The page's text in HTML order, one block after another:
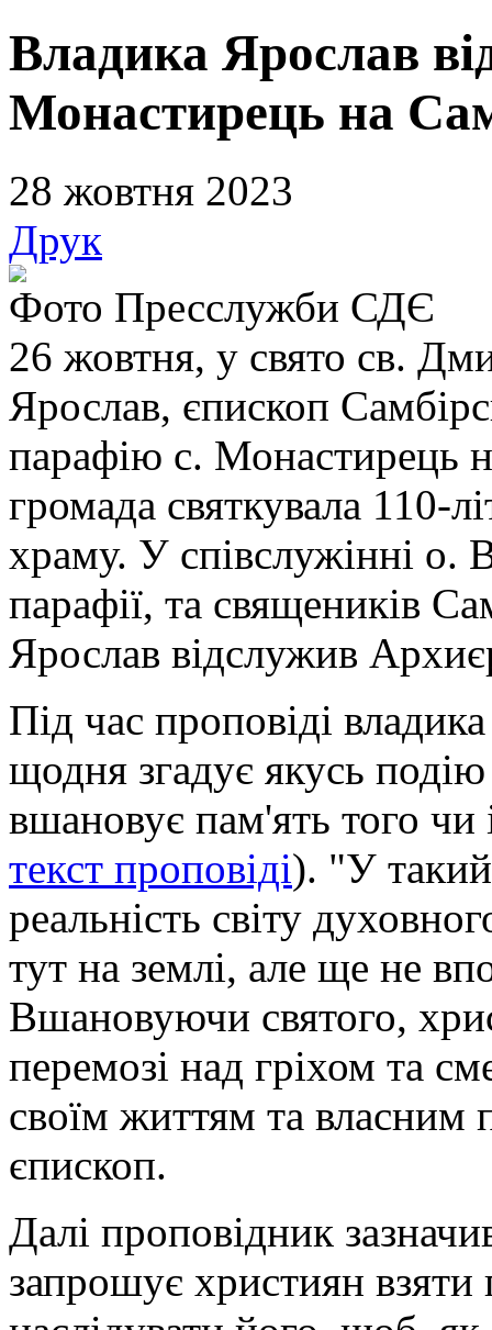
Владика Ярослав
Монастирець на
28 жовтня 2023
Друк
Фото Пресслужби СДЄ
26 жовтня, у свято св.
Ярослав, єпископ
парафію с. Монастирець
громада святкувала 110-
храму. У співслужінні о.
парафії, та священиків
Ярослав відслужив
Під час проповіді
щодня згадує якусь подію
вшановує пам'ять того
текст проповіді). "У такий
реальність світу
тут на землі, але ще не
Вшановуючи святого,
перемозі над гріхом та
своїм життям та власним
єпископ.
Далі проповідник
запрошує християн